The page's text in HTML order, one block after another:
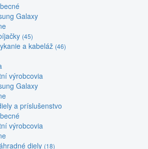
Galaxy
(45)
a kabeláž (46)
výrobcovia
Galaxy
a príslušenstvo
výrobcovia
diely (18)